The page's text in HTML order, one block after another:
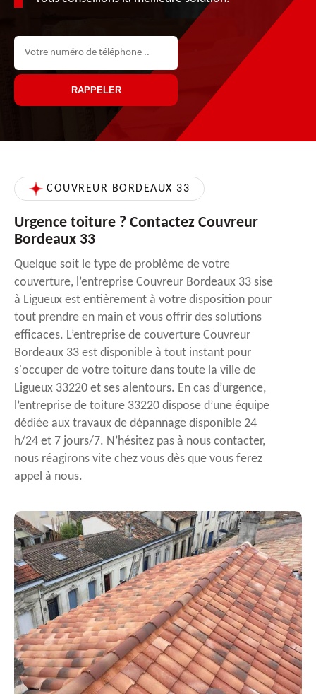
COUVREUR BORDEAUX 33
Urgence toiture ? Contactez Couvreur
Bordeaux 33
Quelque soit le type de problème de votre
couverture, l’entreprise Couvreur Bordeaux 33 sise
à Ligueux est entièrement à votre disposition pour
tout prendre en main et vous offrir des solutions
efficaces. L’entreprise de couverture Couvreur
Bordeaux 33 est disponible à tout instant pour
s'occuper de votre toiture dans toute la ville de
Ligueux 33220 et ses alentours. En cas d’urgence,
l’entreprise de toiture 33220 dispose d’une équipe
dédiée aux travaux de dépannage disponible 24
h/24 et 7 jours/7. N’hésitez pas à nous contacter,
nous réagirons vite chez vous dès que vous ferez
appel à nous.